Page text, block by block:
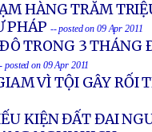
HÀNG TRĂM
PHÁP -- posted on 09 Apr 2011
TRONG 3
posted on 09 Apr 2011
VÌ TỘI GÂY RỐI
KIỆN ĐẤT ĐAI